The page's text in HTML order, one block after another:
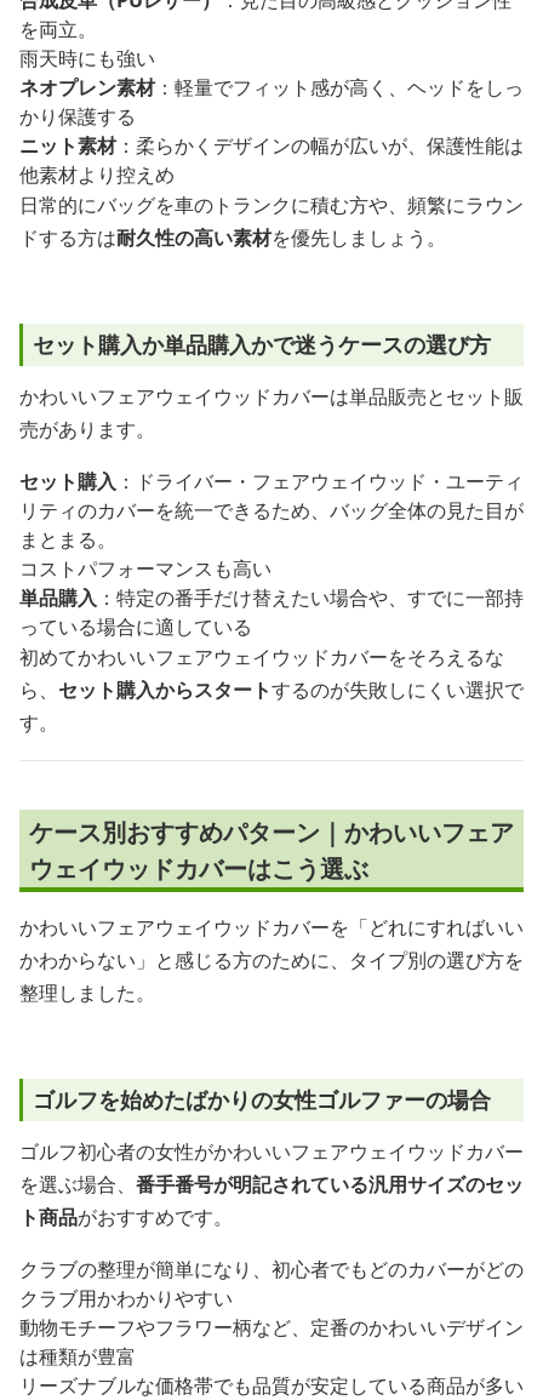
を両立。
雨天時にも強い
ネオプレン素材：軽量でフィット感が高く、ヘッドをしっ
かり保護する
ニット素材：柔らかくデザインの幅が広いが、保護性能は
他素材より控えめ
日常的にバッグを車のトランクに積む方や、頻繁にラウン
ドする方は耐久性の高い素材を優先しましょう。
セット購入か単品購入かで迷うケースの選び方
かわいいフェアウェイウッドカバーは単品販売とセット販
売があります。
セット購入 ：ドライバー・フェアウェイウッド・ユーティ
リティのカバーを統一できるため、バッグ全体の見た目が
まとまる。
コストパフォーマンスも高い
単品購入 ：特定の番手だけ替えたい場合や、すでに一部持
っている場合に適している
初めてかわいいフェアウェイウッドカバーをそろえるな
ら、 セット購入からスタートするのが失敗しにくい選択で
す。
ケース別おすすめパターン｜かわいいフェア
ウェイウッドカバーはこう選ぶ
かわいいフェアウェイウッドカバーを「どれにすればいい
かわからない」と感じる方のために、タイプ別の選び方を
整理しました。
ゴルフを始めたばかりの女性ゴルファーの場合
ゴルフ初心者の女性がかわいいフェアウェイウッドカバー
を選ぶ場合、 番手番号が明記されている汎用サイズのセッ
ト商品がおすすめです。
クラブの整理が簡単になり、初心者でもどのカバーがどの
クラブ用かわかりやすい
動物モチーフやフラワー柄など、定番のかわいいデザイン
は種類が豊富
リーズナブルな価格帯でも品質が安定している商品が多い